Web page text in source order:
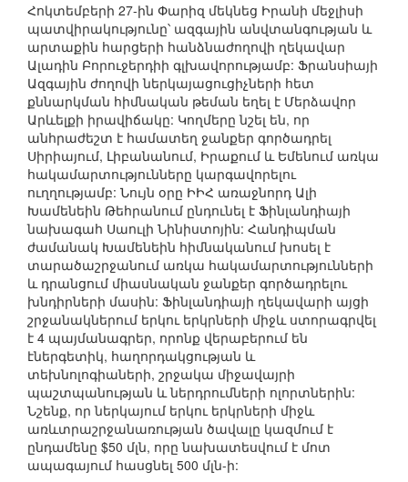
Հոկտեմբերի 27-ին Փարիզ մեկնեց Իրանի մեջլիսի
պատվիրակությունը՝ ազգային անվտանգության և
արտաքին հարցերի հանձնաժողովի ղեկավար
Ալադին Բորուջերդիի գլխավորությամբ: Ֆրանսիայի
Ազգային ժողովի ներկայացուցիչների հետ
քննարկման հիմնական թեման եղել է Մերձավոր
Արևելքի իրավիճակը: Կողմերը նշել են, որ
անհրաժեշտ է համատեղ ջանքեր գործադրել
Սիրիայում, Լիբանանում, Իրաքում և Եմենում առկա
հակամարտությունները կարգավորելու
ուղղությամբ: Նույն օրը ԻԻՀ առաջնորդ Ալի
Խամենեին Թեհրանում ընդունել է Ֆինլանդիայի
նախագահ Սաուլի Նինիստոյին: Հանդիպման
ժամանակ Խամենեին հիմնականում խոսել է
տարածաշրջանում առկա հակամարտությունների
և դրանցում միասնական ջանքեր գործադրելու
խնդիրների մասին: Ֆինլանդիայի ղեկավարի այցի
շրջանակներում երկու երկրների միջև ստորագրվել
է 4 պայմանագրեր, որոնք վերաբերում են
էներգետիկ, հաղորդակցության և
տեխնոլոգիաների, շրջակա միջավայրի
պաշտպանության և ներդրումների ոլորտներին:
Նշենք, որ ներկայում երկու երկրների միջև
առևտրաշրջանառության ծավալը կազմում է
ընդամենը $50 մլն, որը նախատեսվում է մոտ
ապագայում հասցնել 500 մլն-ի: